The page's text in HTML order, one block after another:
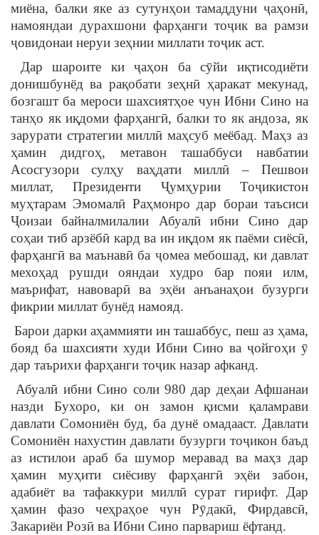
миёна, балки яке аз сутунҳои тамаддуни ҷаҳонӣ,
намояндаи дурахшони фарҳанги тоҷик ва рамзи
ҷовидонаи неруи зеҳнии миллати тоҷик аст.
Дар шароите ки ҷаҳон ба сӯйи иқтисодиёти
донишбунёд ва рақобати зеҳнӣ ҳаракат мекунад,
бозгашт ба мероси шахсиятҳое чун Ибни Сино на
танҳо як иқдоми фарҳангӣ, балки то як андоза, як
зарурати стратегии миллӣ маҳсуб меёбад. Маҳз аз
ҳамин дидгоҳ, метавон ташаббуси навбатии
Асосгузори сулҳу ваҳдати миллӣ – Пешвои
миллат, Президенти Ҷумҳурии Тоҷикистон
муҳтарам Эмомалӣ Раҳмонро дар бораи таъсиси
Ҷоизаи байналмилалии Абуалӣ ибни Сино дар
соҳаи тиб арзёбӣ кард ва ин иқдом як паёми сиёсӣ,
фарҳангӣ ва маънавӣ ба ҷомеа мебошад, ки давлат
мехоҳад рушди ояндаи худро бар пояи илм,
маърифат, навоварӣ ва эҳёи анъанаҳои бузурги
фикрии миллат бунёд намояд.
Барои дарки аҳаммияти ин ташаббус, пеш аз ҳама,
бояд ба шахсияти худи Ибни Сино ва ҷойгоҳи ӯ
дар таърихи фарҳанги тоҷик назар афканд.
Абуалӣ ибни Сино соли 980 дар деҳаи Афшанаи
назди Бухоро, ки он замон қисми қаламрави
давлати Сомониён буд, ба дунё омадааст. Давлати
Сомониён нахустин давлати бузурги тоҷикон баъд
аз истилои араб ба шумор меравад ва маҳз дар
ҳамин муҳити сиёсиву фарҳангӣ эҳёи забон,
адабиёт ва тафаккури миллӣ сурат гирифт. Дар
ҳамин фазо чеҳраҳое чун Рӯдакӣ, Фирдавсӣ,
Закариёи Розӣ ва Ибни Сино парвариш ёфтанд.